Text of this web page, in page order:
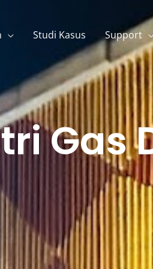
Studi Kasus Support
Gas